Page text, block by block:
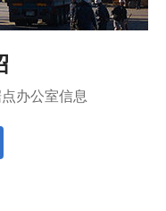
办公室信息